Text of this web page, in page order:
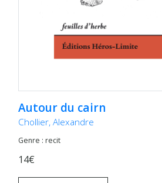
Autour du cairn
Chollier, Alexandre
Genre : recit
14€